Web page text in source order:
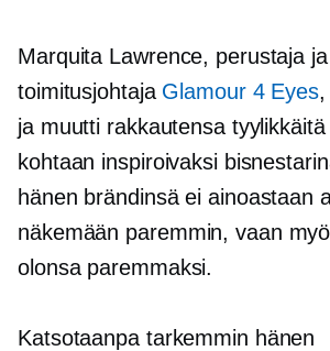
Marquita Lawrence, perustaja ja
toimitusjohtaja Glamour 4 Eyes
ja muutti rakkautensa
kohtaan inspiroivaksi
hänen brändinsä ei ainoastaan
näkemään paremmin, vaan
olonsa paremmaksi.
Katsotaanpa tarkemmin hänen